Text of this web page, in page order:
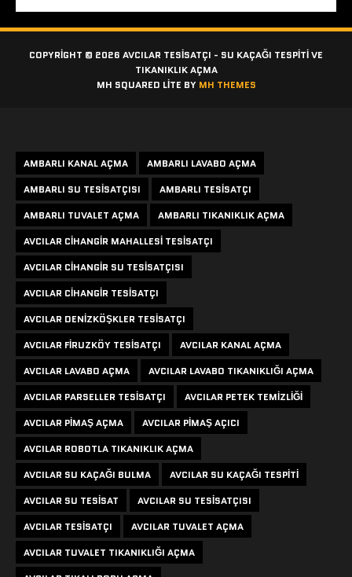
COPYRIGHT © 2026 AVCILAR TESISATÇI - SU KAÇAĞI TESPITI VE
TIKANIKLIK AÇMA
MH SQUARED LITE BY MH THEMES
AMBARLI KANAL AÇMA
AMBARLI LAVABO AÇMA
AMBARLI SU TESISATÇISI
AMBARLI TESISATÇI
AMBARLI TUVALET AÇMA
AMBARLI TIKANIKLIK AÇMA
AVCILAR CIHANGIR MAHALLESI TESISATÇI
AVCILAR CIHANGIR SU TESISATÇISI
AVCILAR CIHANGIR TESISATÇI
AVCILAR DENIZKÖŞKLER TESISATÇI
AVCILAR FIRUZKÖY TESISATÇI
AVCILAR KANAL AÇMA
AVCILAR LAVABO AÇMA
AVCILAR LAVABO TIKANIKLIĞI AÇMA
AVCILAR PARSELLER TESISATÇI
AVCILAR PETEK TEMIZLIĞI
AVCILAR PIMAŞ AÇMA
AVCILAR PIMAŞ AÇICI
AVCILAR ROBOTLA TIKANIKLIK AÇMA
AVCILAR SU KAÇAĞI BULMA
AVCILAR SU KAÇAĞI TESPITI
AVCILAR SU TESISAT
AVCILAR SU TESISATÇISI
AVCILAR TESISATÇI
AVCILAR TUVALET AÇMA
AVCILAR TUVALET TIKANIKLIĞI AÇMA